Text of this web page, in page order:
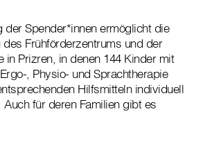
der Spender*innen ermöglicht die
Frühförderzentrums und der
in Prizren, in denen 144 Kinder mit
, Physio- und Sprachtherapie
Hilfsmitteln individuell
für deren Familien gibt es